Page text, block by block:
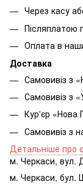
Через касу
Післяплатою
Оплата в
Доставка
Самовивіз з
Самовивіз з
Кур'єр «Нова
Самовивіз з
Детальніше про
м. Черкаси, вул.
м. Черкаси, бул.